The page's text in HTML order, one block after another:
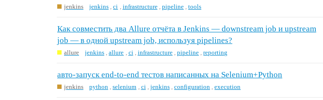
jenkins jenkins ,ci infrastructure pipeline ,tools
Как совместить два Allure отчёта в Jenkins — downstream job и upstream
job — в одной upstream job, используя pipelines?
allure jenkins ,allure ci infrastructure ,pipeline ,reporting
авто-запуск end-to-end тестов написанных на Selenium+Python
jenkins python ,selenium ci jenkins ,configuration ,execution